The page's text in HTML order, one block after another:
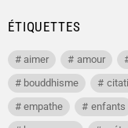
ÉTIQUETTES
aimer amour
bouddhisme
empathe
enfants